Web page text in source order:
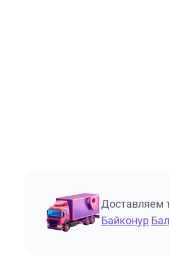
Доставляем
Байконур